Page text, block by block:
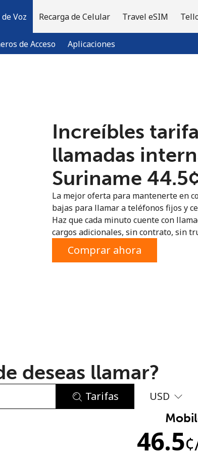
Voz
de Acceso Aplicaciones
Recarga de Celular Travel eSIM
una cuenta? Inicia sesión →
Regístrate con
y una minúscula
Increíbles
llamadas
Suriname
La mejor oferta para mantenerte en
bajas para llamar a teléfonos fijos y
Haz que cada minuto cuente con
cargos adicionales, sin contrato, sin
Comprar ahora
deseas llamar?
Tarifas USD
46.5¢